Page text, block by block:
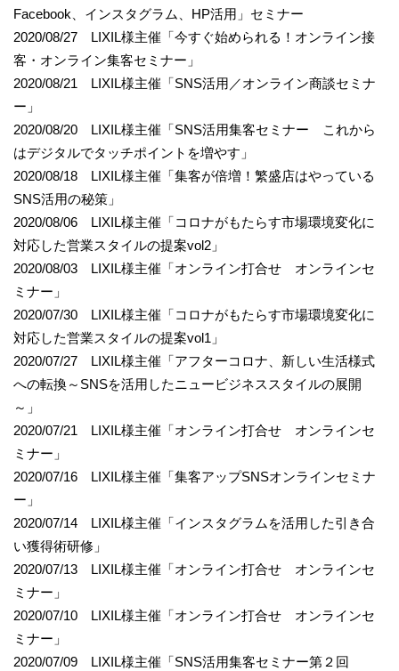
Facebook、インスタグラム、HP活用」セミナー
2020/08/27 LIXIL様主催「今すぐ始められる！オンライン接
客・オンライン集客セミナー」
2020/08/21 LIXIL様主催「SNS活用／オンライン商談セミナ
ー」
2020/08/20 LIXIL様主催「SNS活用集客セミナー これから
はデジタルでタッチポイントを増やす」
2020/08/18 LIXIL様主催「集客が倍増！繁盛店はやっている
SNS活用の秘策」
2020/08/06 LIXIL様主催「コロナがもたらす市場環境変化に
対応した営業スタイルの提案vol2」
2020/08/03 LIXIL様主催「オンライン打合せ オンラインセ
ミナー」
2020/07/30 LIXIL様主催「コロナがもたらす市場環境変化に
対応した営業スタイルの提案vol1」
2020/07/27 LIXIL様主催「アフターコロナ、新しい生活様式
への転換～SNSを活用したニュービジネススタイルの展開
～」
2020/07/21 LIXIL様主催「オンライン打合せ オンラインセ
ミナー」
2020/07/16 LIXIL様主催「集客アップSNSオンラインセミナ
ー」
2020/07/14 LIXIL様主催「インスタグラムを活用した引き合
い獲得術研修」
2020/07/13 LIXIL様主催「オンライン打合せ オンラインセ
ミナー」
2020/07/10 LIXIL様主催「オンライン打合せ オンラインセ
ミナー」
2020/07/09 LIXIL様主催「SNS活用集客セミナー第２回